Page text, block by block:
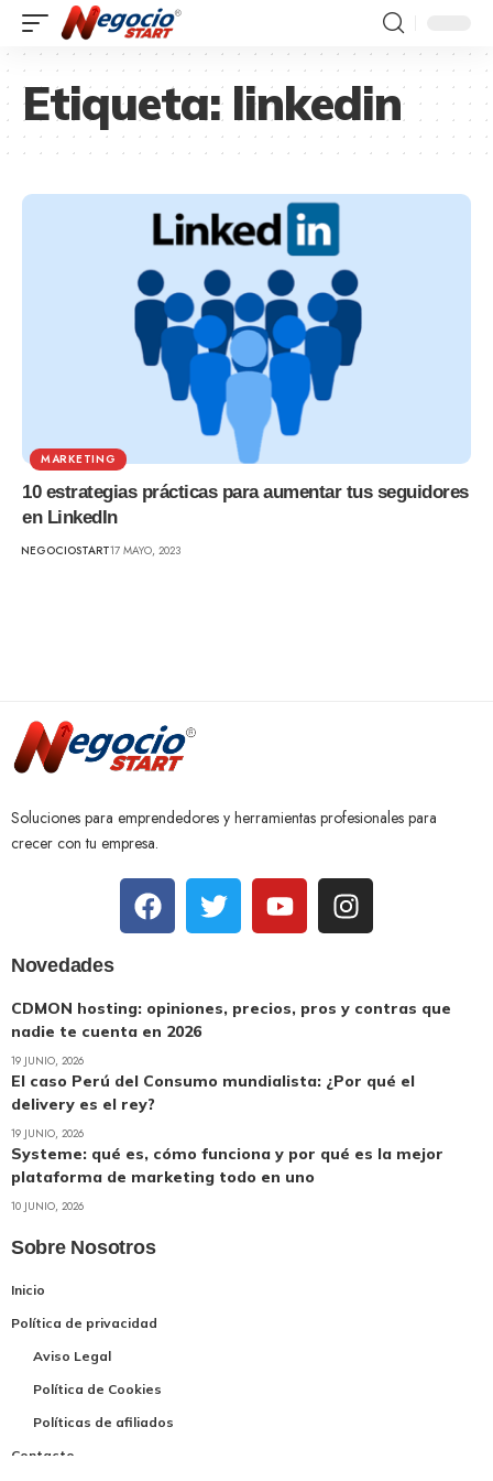
Etiqueta:linkedin
MARKETING
10 estrategias prácticas para aumentar tus seguidores
en LinkedIn
NEGOCIOSTART17 MAYO, 2023
Soluciones para emprendedores y herramientas profesionales para
crecer con tu empresa.
Novedades
CDMON hosting: opiniones, precios, pros y contras que
nadie te cuenta en 2026
19 JUNIO, 2026
El caso Perú del Consumo mundialista: ¿Por qué el
delivery es el rey?
19 JUNIO, 2026
Systeme: qué es, cómo funciona y por qué es la mejor
plataforma de marketing todo en uno
10 JUNIO, 2026
Sobre Nosotros
Inicio
Política de privacidad
Aviso Legal
Política de Cookies
Políticas de afiliados
Contacto